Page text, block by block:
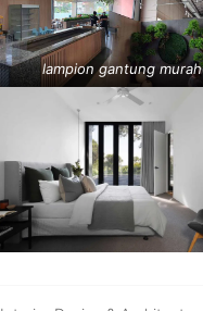
lampion gantung murah